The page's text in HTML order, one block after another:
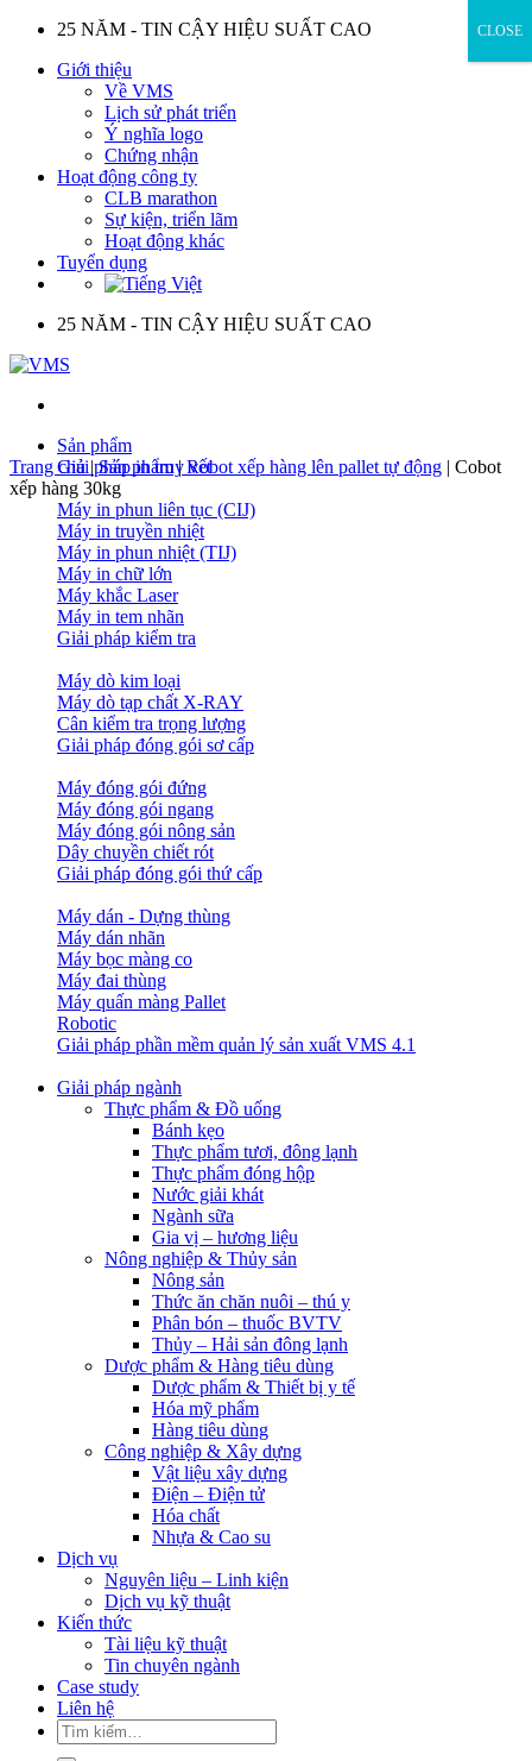
Skip
content
25 NĂM - TIN CẬY HIỆU SUẤT CAO
Giới thiệu
Về VMS
Lịch sử phát triển
Ý nghĩa logo
Chứng nhận
Hoạt động công ty
CLB marathon
Sự kiện, triển lãm
Hoạt động khác
Tuyển dụng
25 NĂM - TIN CẬY HIỆU SUẤT CAO
Sản phẩm
Giải pháp in truy vết
Máy in phun liên tục (CIJ)
Máy in truyền nhiệt
Máy in phun nhiệt (TIJ)
Máy in chữ lớn
Máy khắc Laser
Máy in tem nhãn
Giải pháp kiểm tra
Máy dò kim loại
Máy dò tạp chất X-RAY
Cân kiểm tra trọng lượng
Giải pháp đóng gói sơ cấp
Máy đóng gói đứng
Máy đóng gói ngang
Máy đóng gói nông sản
Dây chuyền chiết rót
Giải pháp đóng gói thứ cấp
Máy dán - Dựng thùng
Máy dán nhãn
Máy bọc màng co
Máy đai thùng
Máy quấn màng Pallet
Robotic
Giải pháp phần mềm quản lý sản xuất VMS 4.1
Giải pháp ngành
Thực phẩm & Đồ uống
Bánh kẹo
Thực phẩm tươi, đông lạnh
Thực phẩm đóng hộp
Nước giải khát
Ngành sữa
Gia vị – hương liệu
Nông nghiệp & Thủy sản
Nông sản
Thức ăn chăn nuôi – thú y
Phân bón – thuốc BVTV
Thủy – Hải sản đông lạnh
Dược phẩm & Hàng tiêu dùng
Dược phẩm & Thiết bị y tế
Hóa mỹ phẩm
Hàng tiêu dùng
Công nghiệp & Xây dựng
Vật liệu xây dựng
Điện – Điện tử
Hóa chất
Nhựa & Cao su
Dịch vụ
Nguyên liệu – Linh kiện
Dịch vụ kỹ thuật
Kiến thức
Tài liệu kỹ thuật
Tin chuyên ngành
Case study
Liên hệ
Tìm
kiếm:
Trang chủ|Sản phẩm|Robot xếp hàng lên pallet tự động | Cobot
xếp hàng 30kg
CLOSE